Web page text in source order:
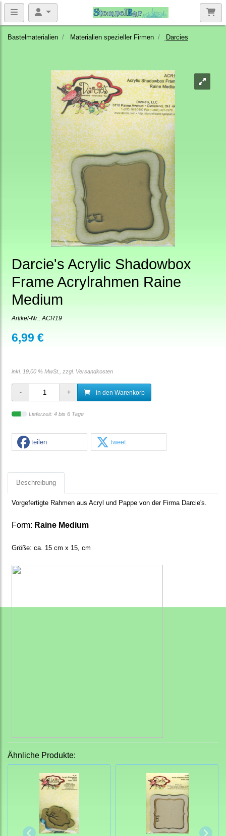
Bastelmaterialien Materialien spezieller Firmen Darcies
Darcie's Acrylic Shadowbox
Frame Acrylrahmen Raine
Medium
Artikel-Nr.: ACR19
6,99 €
inkl. 19,00 % MwSt., zzgl. Versandkosten
in den Warenkorb
Lieferzeit: 4 bis 6 Tage
teilen tweet
Beschreibung
Vorgefertigte Rahmen aus Acryl und Pappe von der Firma Darcie's.
Form: Raine Medium
Größe: ca. 15 cm x 15, cm
Ähnliche Produkte: